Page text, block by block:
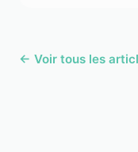
← Voir tous les